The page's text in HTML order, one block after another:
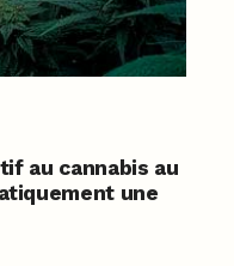
au cannabis au
une